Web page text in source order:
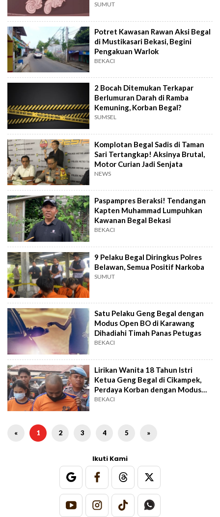
SUMUT
Potret Kawasan Rawan Aksi Begal
di Mustikasari Bekasi, Begini
Pengakuan Warlok
BEKACI
2 Bocah Ditemukan Terkapar
Berlumuran Darah di Ramba
Kemuning, Korban Begal?
SUMSEL
Komplotan Begal Sadis di Taman
Sari Tertangkap! Aksinya Brutal,
Motor Curian Jadi Senjata
NEWS
Paspampres Beraksi! Tendangan
Kapten Muhammad Lumpuhkan
Kawanan Begal Bekasi
BEKACI
9 Pelaku Begal Diringkus Polres
Belawan, Semua Positif Narkoba
SUMUT
Satu Pelaku Geng Begal dengan
Modus Open BO di Karawang
Dihadiahi Timah Panas Petugas
BEKACI
Lirikan Wanita 18 Tahun Istri
Ketua Geng Begal di Cikampek,
Perdaya Korban dengan Modus
Open BO
BEKACI
« 1 2 3 4 5 »
Ikuti Kami